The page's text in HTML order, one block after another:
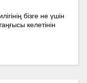
бізге не үшін
келетінін